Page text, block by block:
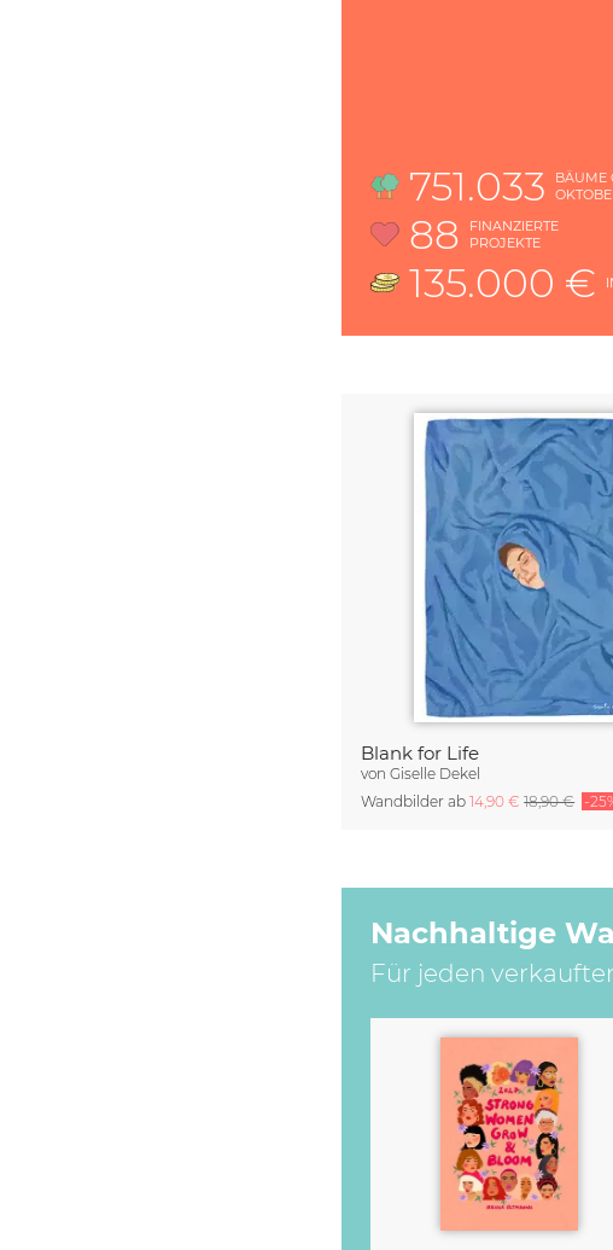
Blank for Life
vonGiselle Dekel
Wandbilder ab14,90 €18,90 € -
Nachhaltige
Für jeden
751.033
BÄUME
88
FINANZIERTE
PROJEKTE
135.000 €